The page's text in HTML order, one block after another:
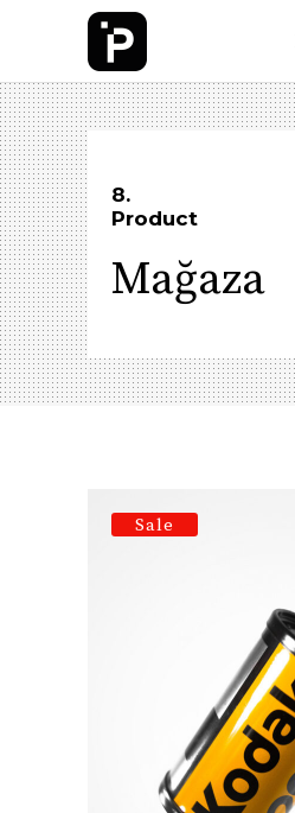
8.
Product
Mağaza
Sale